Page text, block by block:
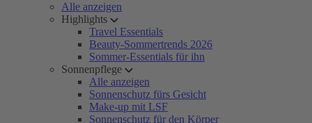
Alle anzeigen
Highlights
Travel Essentials
Beauty-Sommertrends 2026
Sommer-Essentials für ihn
Sonnenpflege
Alle anzeigen
Sonnenschutz fürs Gesicht
Make-up mit LSF
Sonnenschutz für den Körper